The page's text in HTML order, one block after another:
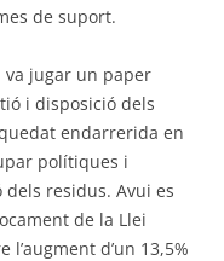
de suport.
va jugar un paper
i disposició dels
endarrerida en
polítiques i
residus. Avui es
de la Llei
d’un 13,5%